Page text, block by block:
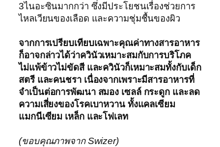
3ไนอะซินมากกว่า ซึ่งมีประโยชนเรื่องช่วยการ
ไหลเวียนของเลือด และความชุ่มชื้นของผิว
จากการเปรียบเทียบเฉพาะคุณค่าทางสารอาหาร
ก็อาจกล่าวได้ว่าควินัวเหมาะสมกับการบริโภค
ไม่แพ้ข้าวไม่ขัดสี และควินัวก็เหมาะสมทั้งกับเด็ก
สตรี และคนชรา เนื่องจากเพราะมีสารอาหารที่
จำเป็นต่อการพัฒนา สมอง เซลล์ กระดูก และลด
ความเสี่ยงของโรคเบาหวาน ทั้งแคลเซียม
แมกนีเซียม เหล็ก และโฟเลท
(ขอบคุณภาพจาก Swizer)